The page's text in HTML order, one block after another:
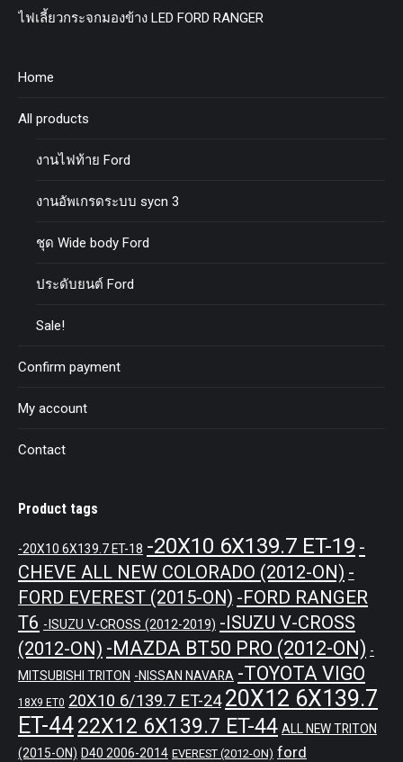
ไฟเลี้ยวกระจกมองข้าง LED FORD RANGER
Home
All products
งานไฟท้าย Ford
งานอัพเกรดระบบ sycn 3
ชุด Wide body Ford
ประดับยนต์ Ford
Sale!
Confirm payment
My account
Contact
Product tags
-20X10 6X139.7 ET-18 -20X10 6X139.7 ET-19 -
CHEVE ALL NEW COLORADO (2012-ON) -
FORD EVEREST (2015-ON) -FORD RANGER
T6 -ISUZU V-CROSS (2012-2019) -ISUZU V-CROSS
(2012-ON) -MAZDA BT50 PRO (2012-ON) -
MITSUBISHI TRITON -NISSAN NAVARA -TOYOTA VIGO
18X9 ET0 20X10 6/139.7 ET-24 20X12 6X139.7
ET-4422X12 6X139.7 ET-44 ALL NEW TRITON
(2015-ON) D40 2006-2014 EVEREST (2012-ON) ford